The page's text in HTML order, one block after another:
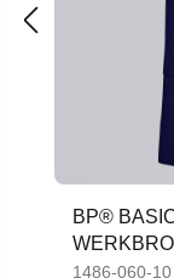
BP®
1486-060-10